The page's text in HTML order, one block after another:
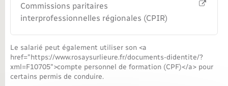
Commissions paritaires
interprofessionnelles régionales (CPIR)
Le salarié peut également utiliser son <a
href="https://www.rosaysurlieure.fr/documents-didentite/?
xml=F10705">compte personnel de formation (CPF)</a> pour
certains permis de conduire.